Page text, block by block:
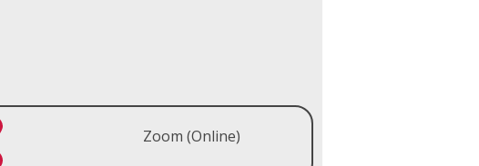
Zoom (Online)